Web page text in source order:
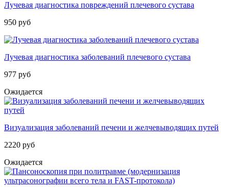
Лучевая диагностика повреждений плечевого сустава
950 руб
Лучевая диагностика заболеваний плечевого сустава
977 руб
Ожидается
Визуализация заболеваний печени и желчевыводящих путей
2220 руб
Ожидается